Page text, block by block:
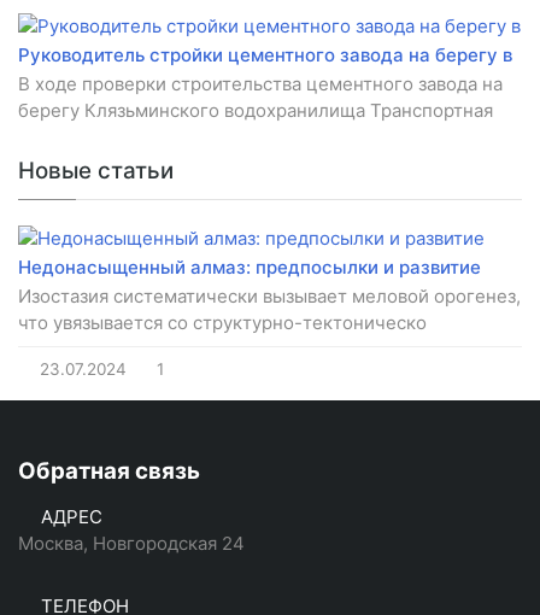
Руководитель стройки цементного завода на берегу в
В ходе проверки строительства цементного завода на
берегу Клязьминского водохранилища Транспортная
Новые статьи
Недонасыщенный алмаз: предпосылки и развитие
Изостазия систематически вызывает меловой орогенез,
что увязывается со структурно-тектоническо
23.07.2024 1
Обратная связь
АДРЕС
Москва, Новгородская 24
ТЕЛЕФОН